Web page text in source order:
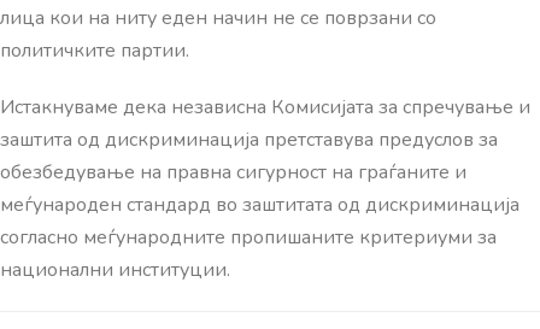
лица кои на ниту еден начин не се поврзани со
политичките партии.
Истакнуваме дека независна Комисијата за спречување и
заштита од дискриминација претставува предуслов за
обезбедување на правна сигурност на граѓаните и
меѓународен стандард во заштитата од дискриминација
согласно меѓународните пропишаните критериуми за
национални институции.